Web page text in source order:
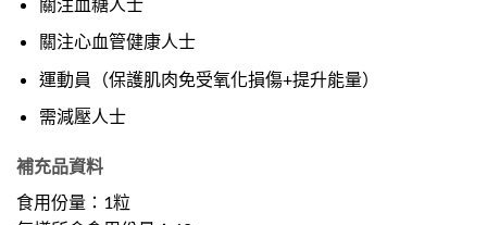
關注心血管健康人士
運動員（保護肌肉免受氧化損傷+提升能量）
需減壓人士
補充品資料
食用份量：1粒